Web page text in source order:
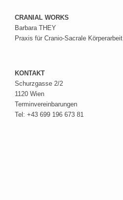
CRANIAL WORKS
Barbara THEY
Praxis für Cranio-Sacrale Körperarbeit
KONTAKT
Schurzgasse 2/2
1120 Wien
Terminvereinbarungen
Tel: +43 699 196 673 81